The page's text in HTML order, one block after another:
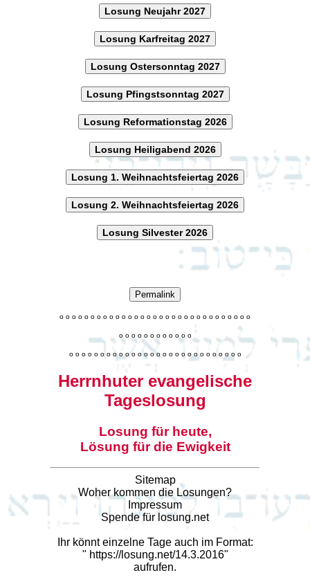
Losung Neujahr 2027
Losung Karfreitag 2027
Losung Ostersonntag 2027
Losung Pfingstsonntag 2027
Losung Reformationstag 2026
Losung Heiligabend 2026
Losung 1. Weihnachtsfeiertag 2026
Losung 2. Weihnachtsfeiertag 2026
Losung Silvester 2026
Permalink
o o o o o o o o o o o o o o o o o o o o o o o o o o o o o o o
o o o o o o o o o o o o
o o o o o o o o o o o o o o o o o o o o o o o o o o o o
Herrnhuter evangelische
Tageslosung
Losung für heute,
Lösung für die Ewigkeit
Sitemap
Woher kommen die Losungen?
Impressum
Spende für losung.net
Ihr könnt einzelne Tage auch im Format:
" https://losung.net/14.3.2016"
aufrufen.